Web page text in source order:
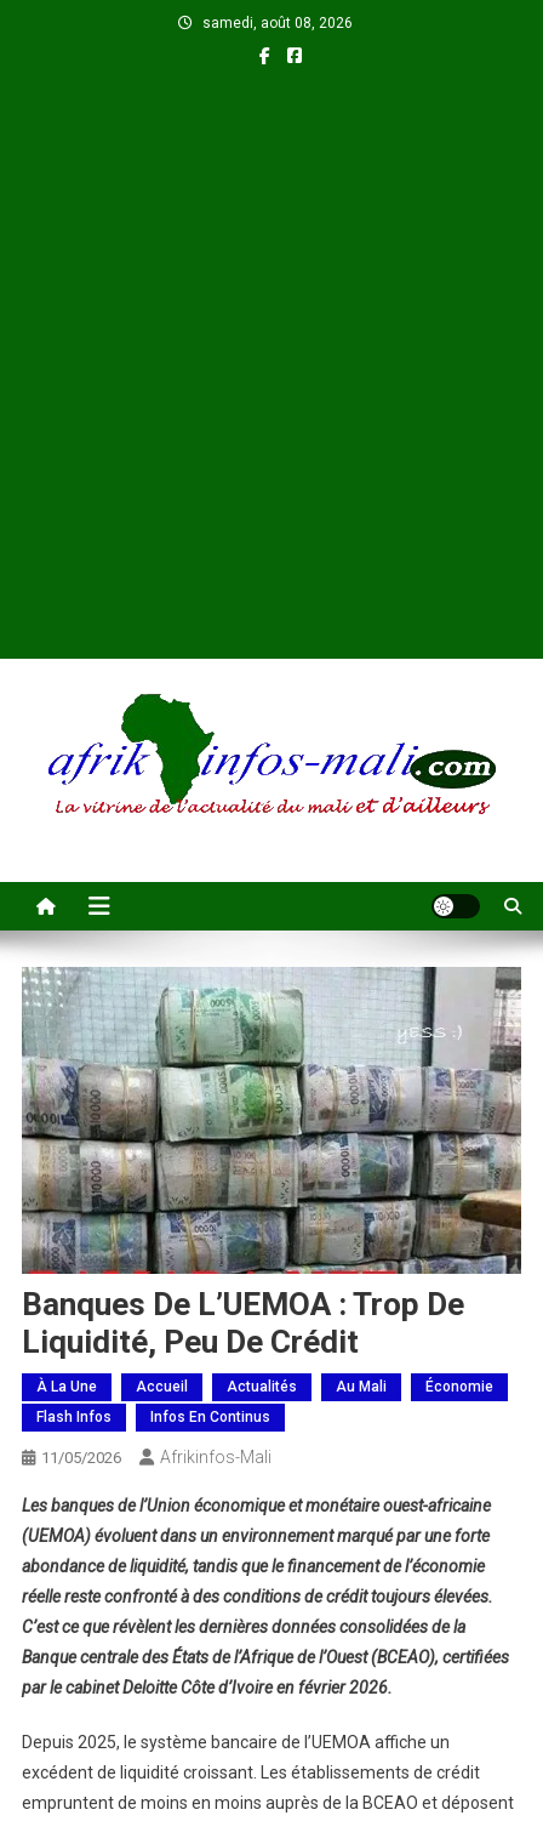
samedi, août 08, 2026
Banques De L’UEMOA : Trop De
Liquidité, Peu De Crédit
À La Une Accueil Actualités Au Mali
Économie
Flash Infos
Infos En Continus
11/05/2026 Afrikinfos-Mali
Les banques de l’Union économique et monétaire ouest-africaine
(UEMOA) évoluent dans un environnement marqué par une forte
abondance de liquidité, tandis que le financement de l’économie
réelle reste confronté à des conditions de crédit toujours élevées.
C’est ce que révèlent les dernières données consolidées de la
Banque centrale des États de l’Afrique de l’Ouest (BCEAO), certifiées
par le cabinet Deloitte Côte d’Ivoire en février 2026.
Depuis 2025, le système bancaire de l’UEMOA affiche un
excédent de liquidité croissant. Les établissements de crédit
empruntent de moins en moins auprès de la BCEAO et déposent